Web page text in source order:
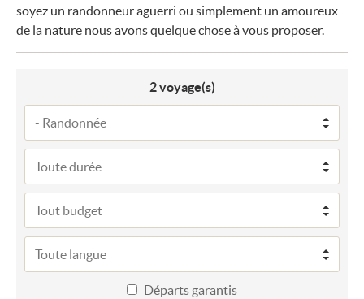
soyez un randonneur aguerri ou simplement un amoureux
de la nature nous avons quelque chose à vous proposer.
2voyage(s)
Départs garantis